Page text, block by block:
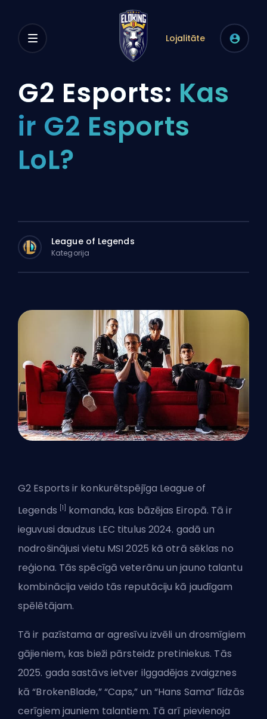
Lojalitāte
G2 Esports: Kas
ir G2 Esports
LoL?
League of Legends
Kategorija
G2 Esports ir konkurētspējīga League of
Legends [1]
komanda, kas bāzējas Eiropā. Tā ir
ieguvusi daudzus LEC titulus 2024. gadā un
nodrošinājusi vietu MSI 2025 kā otrā sēklas no
reģiona. Tās spēcīgā veterānu un jauno talantu
kombinācija veido tās reputāciju kā jaudīgam
spēlētājam.
Tā ir pazīstama ar agresīvu izvēli un drosmīgiem
gājieniem, kas bieži pārsteidz pretiniekus. Tās
2025. gada sastāvs ietver ilggadējas zvaigznes
kā “BrokenBlade,” “Caps,” un “Hans Sama” līdzās
cerīgiem jauniem talantiem. Tā arī pievienoja